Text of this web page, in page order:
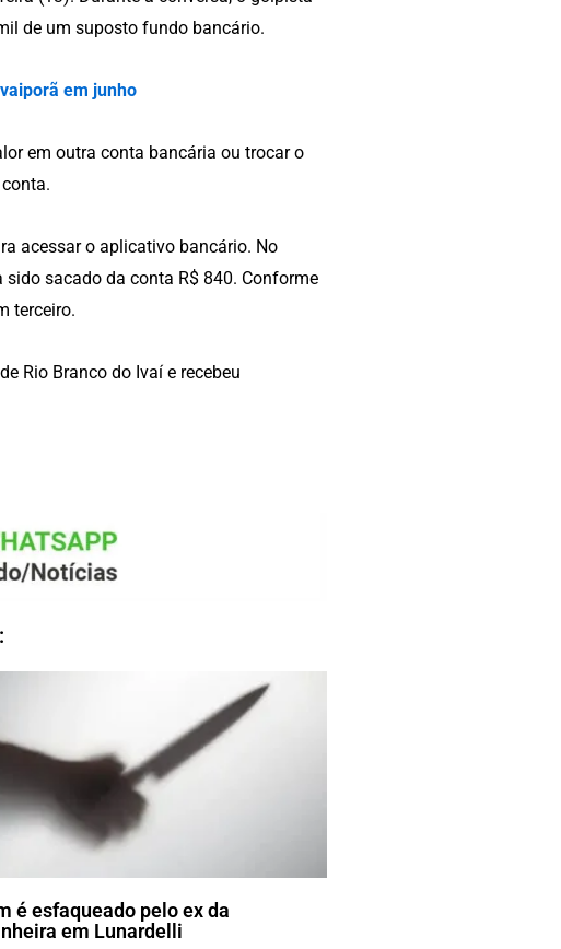
de um suposto fundo bancário.
em junho
em outra conta bancária ou trocar o
acessar o aplicativo bancário. No
sacado da conta R$ 840. Conforme
terceiro.
Rio Branco do Ivaí e recebeu
é esfaqueado pelo ex da
em Lunardelli